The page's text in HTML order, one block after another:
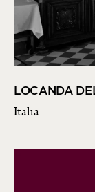
LOCANDA
Italia